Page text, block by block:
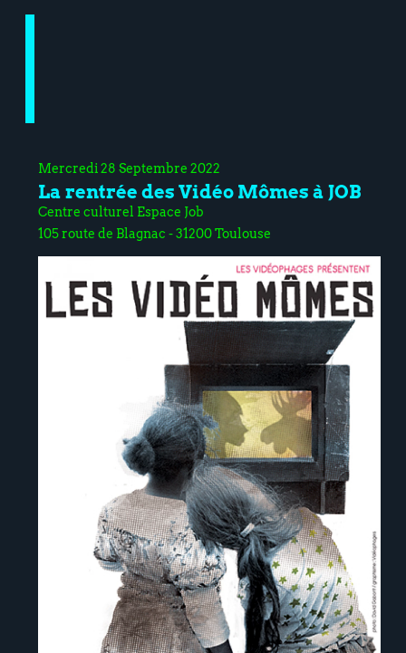
Mercredi 28 Septembre 2022
La rentrée des Vidéo Mômes à JOB
Centre culturel Espace Job
105 route de Blagnac - 31200 Toulouse